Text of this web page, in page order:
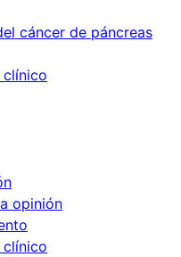
cáncer de páncreas
clínico
opinión
clínico